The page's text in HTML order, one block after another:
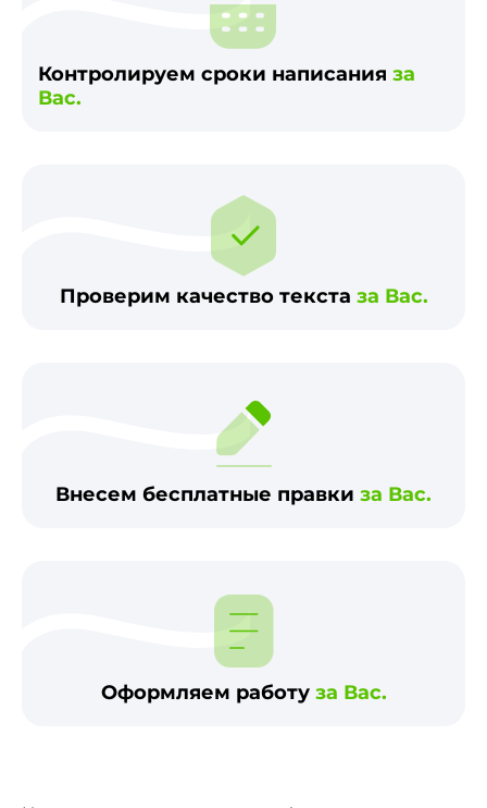
Контролируем сроки написания за
Вас.
Проверим качество текста за Вас.
Внесем бесплатные правки за Вас.
Оформляем работу за Вас.